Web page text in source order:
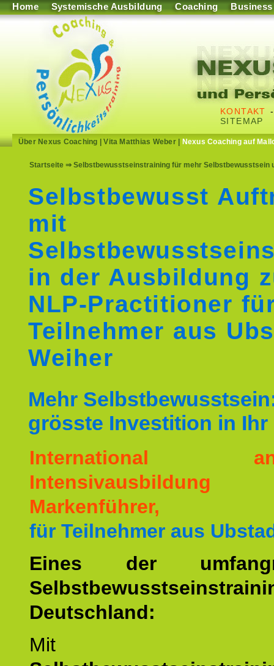
Home Systemische Ausbildung Coaching Business
KONTAKT
SITEMAP
Über Nexus Coaching |Vita Matthias Weber| Nexus Coaching auf
Startseite ⇒ Selbstbewusstseinstraining für mehr Selbstbewusstsein
Selbstbewusst
mit
in der Ausbildung
NLP-Practitioner
Teilnehmer aus
Weiher
Mehr
grösste Investition in Ihr
International
Markenführer,
für Teilnehmer aus
Eines der
Deutschland:
Mit